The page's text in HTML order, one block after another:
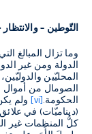
التّوطين –
وما تزال المبالغ
الدولة ومن غير
المحليّين
الصومال من أموال
الحكومة.
[vi] ولم
(ديناميّات) في علائق
كلُّ المنظمات غير